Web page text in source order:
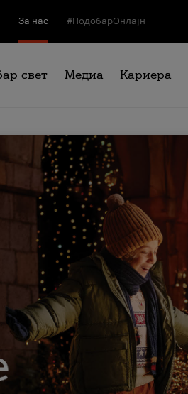
За нас #ПодобарОнлајн
свет Медиа Кариера